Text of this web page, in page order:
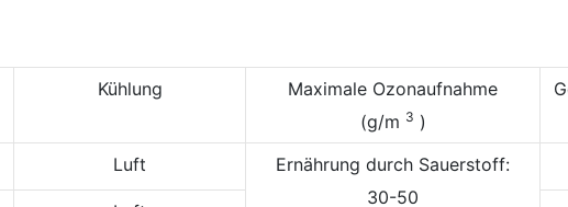
Kühlung
Maximale Ozonaufnahme
(g/m 3 )
Luft
Ernährung durch Sauerstoff:
30-50